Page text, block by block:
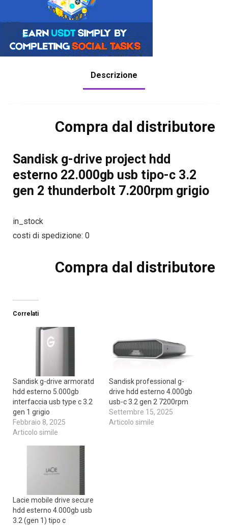
Descrizione
Compra dal distributore
Sandisk g-drive project hdd
esterno 22.000gb usb tipo-c 3.2
gen 2 thunderbolt 7.200rpm grigio
in_stock
costi di spedizione: 0
Compra dal distributore
Correlati
Sandisk g-drive armoratd
hdd esterno 5.000gb
interfaccia usb type c 3.2
gen 1 grigio
Febbraio 8, 2025
Articolo simile
Sandisk professional g-
drive hdd esterno 4.000gb
usb-c 3.2 gen 2 7200rpm
Settembre 15, 2025
Articolo simile
Lacie mobile drive secure
hdd esterno 4.000gb usb
3.2 (gen 1) tipo c